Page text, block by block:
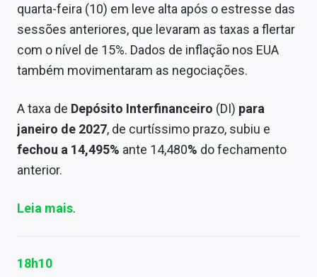
quarta-feira (10) em leve alta após o estresse das
sessões anteriores, que levaram as taxas a flertar
com o nível de 15%. Dados de inflação nos EUA
também movimentaram as negociações.
A taxa de Depósito Interfinanceiro (DI) para
janeiro de 2027, de curtíssimo prazo, subiu e
fechou a 14,495% ante 14,480% do fechamento
anterior.
Leia mais.
18h10